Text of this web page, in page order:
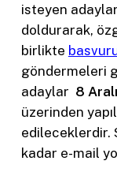
isteyen
doldurarak,
birlikte
göndermeleri
adaylar 8
üzerinden
edileceklerdir.
kadar e-mail